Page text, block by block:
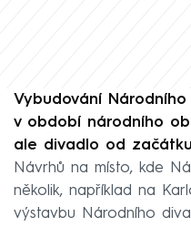
Vybudování
v období národního
ale divadlo od
Návrhů na místo, kde
několik, například na
výstavbu Národního